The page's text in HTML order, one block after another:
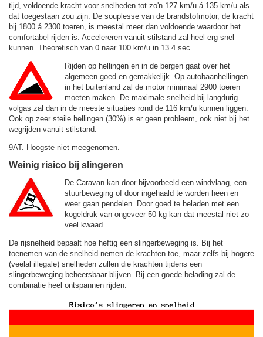
tijd, voldoende kracht voor snelheden tot zo'n 127 km/u á 135 km/u als
dat toegestaan zou zijn. De souplesse van de brandstofmotor, de kracht
bij 1800 á 2300 toeren, is meestal meer dan voldoende waardoor het
comfortabel rijden is. Accelereren vanuit stilstand zal heel erg snel
kunnen. Theoretisch van 0 naar 100 km/u in 13.4 sec.
Rijden op hellingen en in de bergen gaat over het
algemeen goed en gemakkelijk. Op autobaanhellingen
in het buitenland zal de motor minimaal 2900 toeren
moeten maken. De maximale snelheid bij langdurig
volgas zal dan in de meeste situaties rond de 116 km/u kunnen liggen.
Ook op zeer steile hellingen (30%) is er geen probleem, ook niet bij het
wegrijden vanuit stilstand.
9AT. Hoogste niet meegenomen.
Weinig risico bij slingeren
De Caravan kan door bijvoorbeeld een windvlaag, een
stuurbeweging of door ingehaald te worden heen en
weer gaan pendelen. Door goed te beladen met een
kogeldruk van ongeveer 50 kg kan dat meestal niet zo
veel kwaad.
De rijsnelheid bepaalt hoe heftig een slingerbeweging is. Bij het
toenemen van de snelheid nemen de krachten toe, maar zelfs bij hogere
(veelal illegale) snelheden zullen die krachten tijdens een
slingerbeweging beheersbaar blijven. Bij een goede belading zal de
combinatie heel ontspannen rijden.